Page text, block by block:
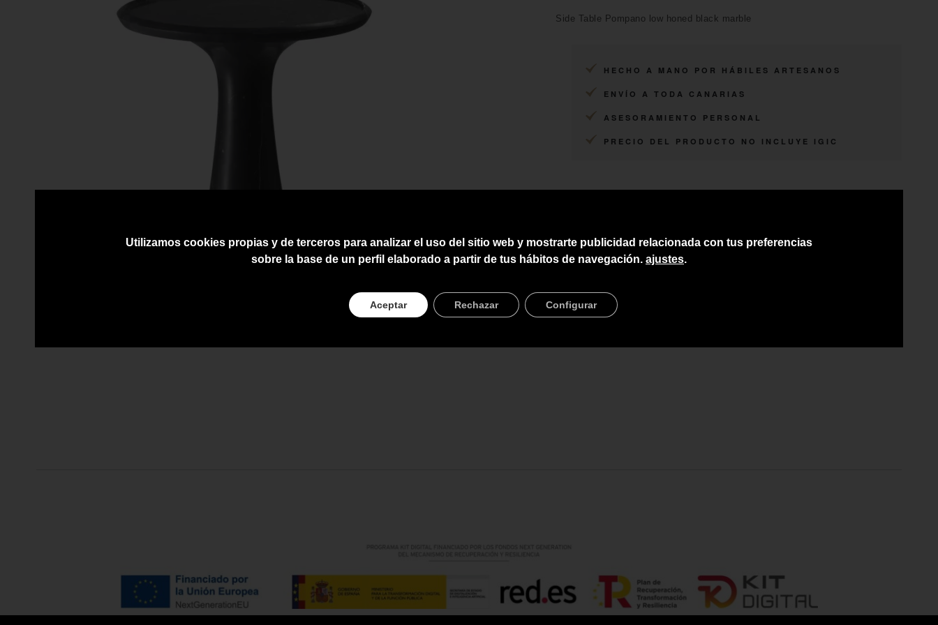
Side Table Pompano low honed black marble
HECHO A MANO POR HÁBILES ARTESANOS
ENVÍO A TODA CANARIAS
ASESORAMIENTO PERSONAL
PRECIO DEL PRODUCTO NO INCLUYE IGIC
Utilizamos cookies propias y de terceros para analizar el uso del sitio web y mostrarte publicidad relacionada con tus preferencias
sobre la base de un perfil elaborado a partir de tus hábitos de navegación. ajustes.
Aceptar Rechazar Configurar